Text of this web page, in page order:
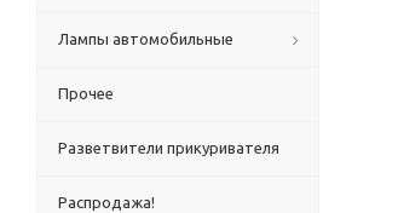
Лампы автомобильные
Прочее
Разветвители прикуривателя
Распродажа!